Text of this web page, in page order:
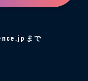
まで